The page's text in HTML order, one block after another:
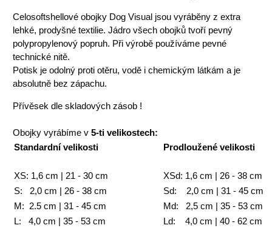
Celosoftshellové obojky Dog Visual jsou vyráběny z extra
lehké, prodyšné textilie. Jádro všech obojků tvoří pevný
polypropylenový popruh. Při výrobě používáme pevné
technické nitě.
Potisk je odolný proti otěru, vodě i chemickým látkám a je
absolutně bez zápachu.
Přívěsek dle skladových zásob !
Obojky vyrábíme v 5-ti velikostech:
Standardní velikosti
Prodloužené velikosti
XS: 1,6 cm | 21 - 30 cm
XSd: 1,6 cm | 26 - 38 cm
S: 2,0 cm | 26 - 38 cm
Sd: 2,0 cm | 31 - 45 cm
M: 2.5 cm | 31 - 45 cm
Md: 2,5 cm | 35 - 53 cm
L: 4,0 cm | 35 - 53 cm
Ld: 4,0 cm | 40 - 62 cm